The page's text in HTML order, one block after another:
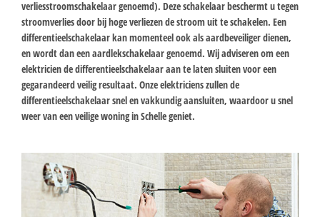
verliesstroomschakelaar genoemd). Deze schakelaar beschermt u tegen
stroomverlies door bij hoge verliezen de stroom uit te schakelen. Een
differentieelschakelaar kan momenteel ook als aardbeveiliger dienen,
en wordt dan een aardlekschakelaar genoemd. Wij adviseren om een
elektricien de differentieelschakelaar aan te laten sluiten voor een
gegarandeerd veilig resultaat. Onze elektriciens zullen de
differentieelschakelaar snel en vakkundig aansluiten, waardoor u snel
weer van een veilige woning in Schelle geniet.